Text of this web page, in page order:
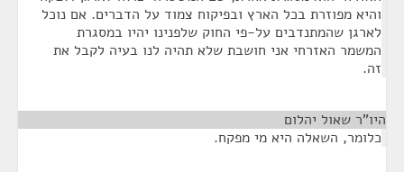
והיא מפוזרת בכל הארץ ובפיקוח צמוד על הדברים. אם נוכל
לארגן שהמתנדבים על-פי החוק שלפנינו יהיו במסגרת
המשמר האזרחי אני חושבת שלא תהיה לנו בעיה לקבל את
זה.
היו"ר שאול יהלום
כלומר, השאלה היא מי מפקח.